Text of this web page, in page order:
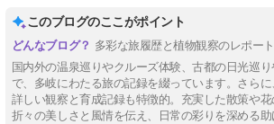
このブログのここがポイント
多彩な旅履歴と植物観察のレポート
国内外の温泉巡りやクルーズ体験、古都の日光巡
で、多岐にわたる旅の記録を綴っています。さら
詳しい観察と育成記録も特徴的。充実した散策や
折々の美しさと風情を伝え、日常の彩りを深める助